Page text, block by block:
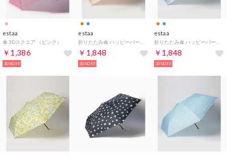
estaa
傘 3Dスクエア （ピンク）
￥1,386
30%OFF
estaa
￥1,848
30%OFF
estaa
￥1,848
30%OFF